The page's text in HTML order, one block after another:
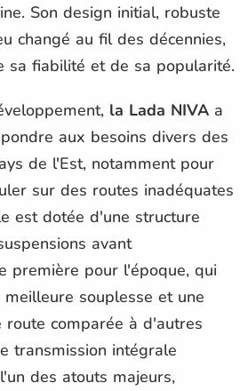
Son design initial, robuste
changé au fil des décennies,
sa fiabilité et de sa popularité.
la Lada NIVA a
aux besoins divers des
de l'Est, notamment pour
sur des routes inadéquates
est dotée d'une structure
avant
première pour l'époque, qui
souplesse et une
comparée à d'autres
transmission intégrale
des atouts majeurs,